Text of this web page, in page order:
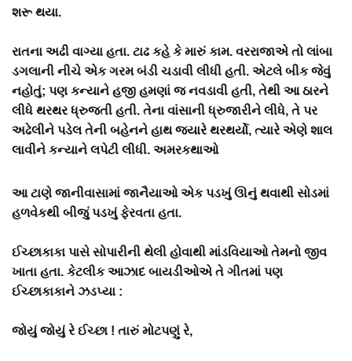
શરૂ થયા.
રાતના અઢી વાગ્યા હતા. ટાઢ કહે કે મારું કામ. વરરાજાએ તો લાંબા
ડગલાની નીચે એક ગરમ બંડી ચડાવી લીધી હતી. એટલે બીક જેવું
નહોતું; પણ કન્યાને હજી હમણાં જ નવડાવી હતી, તેથી આ ઠારને
લીધે થરથર ધ્રુજતી હતી. તેના વાંસાની ધ્રુજારીને લીધે, તે પર
અઢેલીને પડેલ તેની બહેનને હાથ જ્યારે થરથર્યો, ત્યારે એણે શાલ
લાવીને કન્યાને લપેટી લીધી. અમરકથાઓ
આ ટાણે જાનીવાસામાં જાનૈયાઓ એક પડખું ઊનું થવાથી સોડમાં
હળવેકથી બીજું પડખું ફેરવતા હતા.
ઈચ્છાકાકા પાસે સોપારીની થેલી હોવાથી માંડવિયાઓ તેમનો જીવ
ખાતા હતા. કેટલીક આઝાદ બાયડીઓએ તે ગીતમાં પણ
ઈચ્છાકાકાને ઝડપ્યા :
જોયું જોયું રે ઈચ્છા ! તારું મોટપણું રે,